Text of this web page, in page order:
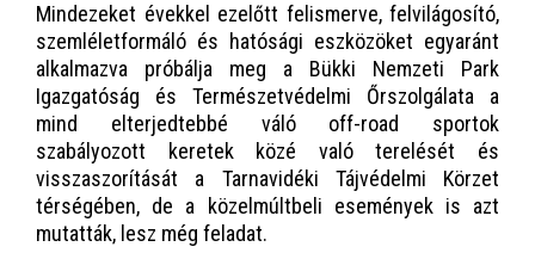
Mindezeket évekkel ezelőtt felismerve, felvilágosító,
szemléletformáló és hatósági eszközöket egyaránt
alkalmazva próbálja meg a Bükki Nemzeti Park
Igazgatóság és Természetvédelmi Őrszolgálata a
mind elterjedtebbé váló off-road sportok
szabályozott keretek közé való terelését és
visszaszorítását a Tarnavidéki Tájvédelmi Körzet
térségében, de a közelmúltbeli események is azt
mutatták, lesz még feladat.